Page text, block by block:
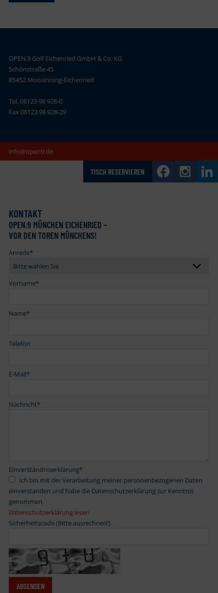
OPEN.9 Golf Eichenried GmbH & Co. KG
Schönstraße 45
85452 Moosinning-Eichenried
Tel. 08123 98 928-0
Fax 08123 98 928-29
info@open9.de
TISCH RESERVIEREN
KONTAKT
OPEN.9 MÜNCHEN EICHENRIED –
VOR DEN TOREN MÜNCHENS!
Anrede*
Vorname*
Name*
Telefon
E-Mail*
Nachricht*
Einverständniserklärung*
einverstanden und habe die Datenschutzerklärung zur Kenntnis
genommen.
Datenschutzerklärung lesen
Sicherheitscode (Bitte ausrechnen!)